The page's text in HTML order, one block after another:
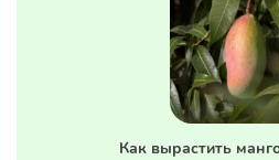
Как вырастить